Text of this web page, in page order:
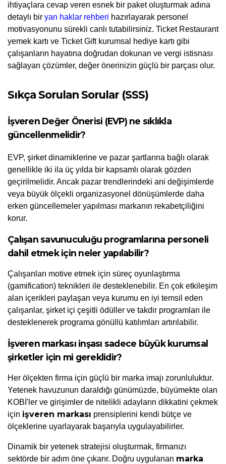
ihtiyaçlara cevap veren esnek bir paket oluşturmak adına
detaylı bir yan haklar rehberi hazırlayarak personel
motivasyonunu sürekli canlı tutabilirsiniz. Ticket Restaurant
yemek kartı ve Ticket Gift kurumsal hediye kartı gibi
çalışanların hayatına doğrudan dokunan ve vergi istisnası
sağlayan çözümler, değer önerinizin güçlü bir parçası olur.
Sıkça Sorulan Sorular (SSS)
İşveren Değer Önerisi (EVP) ne sıklıkla
güncellenmelidir?
EVP, şirket dinamiklerine ve pazar şartlarına bağlı olarak
genellikle iki ila üç yılda bir kapsamlı olarak gözden
geçirilmelidir. Ancak pazar trendlerindeki ani değişimlerde
veya büyük ölçekli organizasyonel dönüşümlerde daha
erken güncellemeler yapılması markanın rekabetçiliğini
korur.
Çalışan savunuculuğu programlarına personeli
dahil etmek için neler yapılabilir?
Çalışanları motive etmek için süreç oyunlaştırma
(gamification) teknikleri ile desteklenebilir. En çok etkileşim
alan içerikleri paylaşan veya kurumu en iyi temsil eden
çalışanlar, şirket içi çeşitli ödüller ve takdir programları ile
desteklenerek programa gönüllü katılımları artırılabilir.
İşveren markası inşası sadece büyük kurumsal
şirketler için mi gereklidir?
Her ölçekten firma için güçlü bir marka imajı zorunluluktur.
Yetenek havuzunun daraldığı günümüzde, büyümekte olan
KOBİ'ler ve girişimler de nitelikli adayların dikkatini çekmek
için işveren markası prensiplerini kendi bütçe ve
ölçeklerine uyarlayarak başarıyla uygulayabilirler.
Dinamik bir yetenek stratejisi oluşturmak, firmanızı
sektörde bir adım öne çıkarır. Doğru uygulanan marka